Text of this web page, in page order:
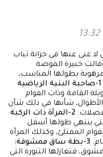
لا غنى عنها في خزانة ثياب
وقالت خبيرة الموضة
مرهونة بطولها المناسب،
1-صاحبة البنية الرياضية
القامة وذات القوام
الأطوال، شأنها في ذلك شأن
2-المرأة ذات الركبة
ينتهي طولها أسفل
الممتلئ، وكذلك المرأة
3-بطة ساق ممشوقة:
فتغازلها التنورة التي